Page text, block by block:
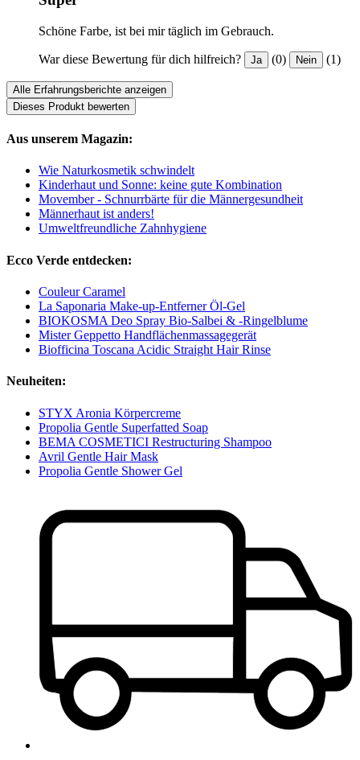
Schöne Farbe, ist bei mir täglich im Gebrauch.
War diese Bewertung für dich hilfreich? Ja (0) Nein (1)
Alle Erfahrungsberichte anzeigen
Dieses Produkt bewerten
Aus unserem Magazin:
Wie Naturkosmetik schwindelt
Kinderhaut und Sonne: keine gute Kombination
Movember - Schnurrbärte für die Männergesundheit
Männerhaut ist anders!
Umweltfreundliche Zahnhygiene
Ecco Verde entdecken:
Couleur Caramel
La Saponaria Make-up-Entferner Öl-Gel
BIOKOSMA Deo Spray Bio-Salbei & -Ringelblume
Mister Geppetto Handflächenmassagegerät
Biofficina Toscana Acidic Straight Hair Rinse
Neuheiten:
STYX Aronia Körpercreme
Propolia Gentle Superfatted Soap
BEMA COSMETICI Restructuring Shampoo
Avril Gentle Hair Mask
Propolia Gentle Shower Gel